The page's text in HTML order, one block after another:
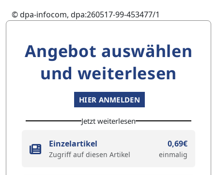
© dpa-infocom, dpa:260517-99-453477/1
Angebot auswählen
und weiterlesen
HIER ANMELDEN
Jetzt weiterlesen
Einzelartikel
Zugriff auf diesen Artikel
0,69€
einmalig